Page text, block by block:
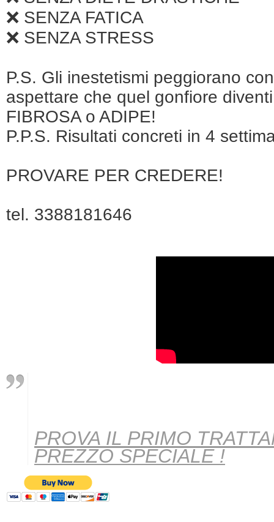
❌ SENZA FATICA
❌ SENZA STRESS
P.S. Gli inestetismi peggiorano
aspettare che quel gonfiore
FIBROSA o ADIPE!
P.P.S. Risultati concreti in 4
PROVARE PER CREDERE!
tel. 3388181646
PROVA IL PRIMO
PREZZO SPECIALE !